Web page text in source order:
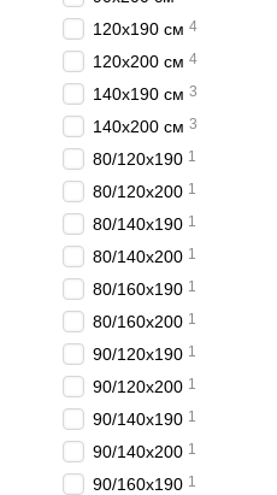
120х190 см 4
120х200 см 4
140х190 см 3
140х200 см 3
80/120х190 1
80/120х200 1
80/140х190 1
80/140х200 1
80/160х190 1
80/160х200 1
90/120х190 1
90/120х200 1
90/140х190 1
90/140х200 1
90/160х190 1